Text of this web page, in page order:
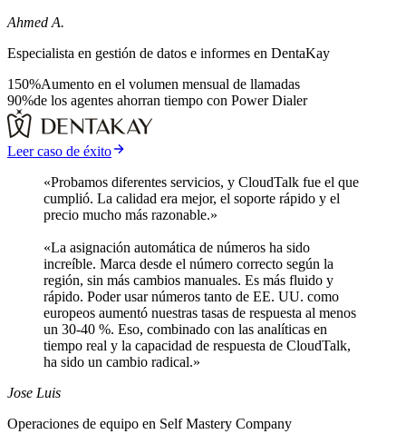
Ahmed A.
Especialista en gestión de datos e informes en DentaKay
150%Aumento en el volumen mensual de llamadas
90%de los agentes ahorran tiempo con Power Dialer
Leer caso de éxito
«Probamos diferentes servicios, y CloudTalk fue el que
cumplió. La calidad era mejor, el soporte rápido y el
precio mucho más razonable.»
«La asignación automática de números ha sido
increíble. Marca desde el número correcto según la
región, sin más cambios manuales. Es más fluido y
rápido. Poder usar números tanto de EE. UU. como
europeos aumentó nuestras tasas de respuesta al menos
un 30-40 %. Eso, combinado con las analíticas en
tiempo real y la capacidad de respuesta de CloudTalk,
ha sido un cambio radical.»
Jose Luis
Operaciones de equipo en Self Mastery Company